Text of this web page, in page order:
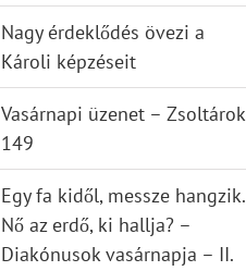
Nagy érdeklődés övezi a
Károli képzéseit
Vasárnapi üzenet – Zsoltárok
149
Egy fa kidől, messze hangzik.
Nő az erdő, ki hallja? –
Diakónusok vasárnapja – II.